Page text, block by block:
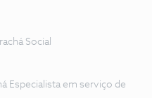
Social
Especialista em serviço de